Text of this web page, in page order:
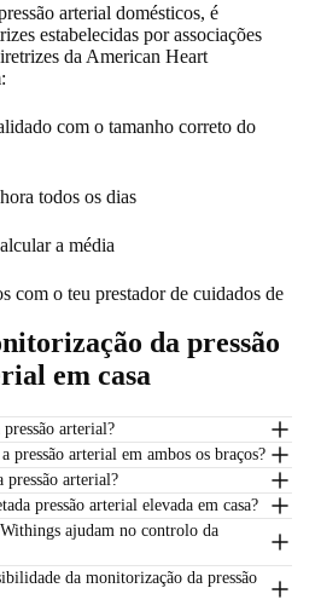
arterial domésticos, é
estabelecidas por associações
da American Heart
com o tamanho correto do
todos os dias
a média
com o teu prestador de cuidados de
da pressão
em casa
arterial?
pressão arterial em ambos os braços?
arterial?
pressão arterial elevada em casa?
ajudam no controlo da
da monitorização da pressão